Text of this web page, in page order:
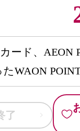
ード、AEON
WAON
了